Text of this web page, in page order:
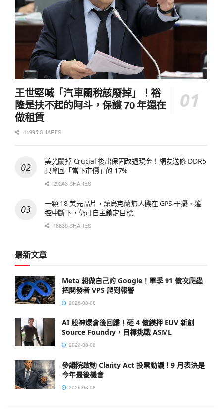
王世堅喊「汽車關稅該廢掉」！裕
隆是扶不起的阿斗，保護 70 年還在
做租賃
41995 SHARES
美光關掉 Crucial 後出保固改退現金！網友送修 DDR5
只拿回「當下市價」的 17%
25243 SHARES
一顆 18 美元晶片，讓烏克蘭無人機在 GPS 干擾、遙
控中斷下，仍可自主鎖定目標
18835 SHARES
最新文章
Meta 想做自己的 Google！單季 91 億次爬蟲
把開發者 VPS 爬到報警
2026-08-08
AI 股神爆倉後回歸！砸 4 億鎂押 EUV 新創
Source Foundry，目標挑戰 ASML
2026-08-08
參議院啟動 Clarity Act 投票動議！9 月表決是
今年最後機會
2026-08-08